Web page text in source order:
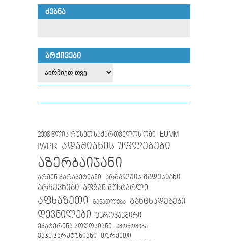
ᲫᲔᲑᲜᲐ
ᲐᲠᲥᲘᲕᲔᲑᲘ
2008 წლის რუსეთ საქართველოს ომი EUMM
IWPR ადამიანის უფლებები
აზერბაიჯანი
არმენ კარაპეტიანი არშალუის მგდესიანი
არჩევნები აფგან მუხტარლი
აფხაზეთი განათლება განცხადებები
დევნილები
ევროკავშირი
ეკატერინა პოღოსიანი
ეკონომიკა
ვაჰე ჰარუტუნიანი თურქეთი